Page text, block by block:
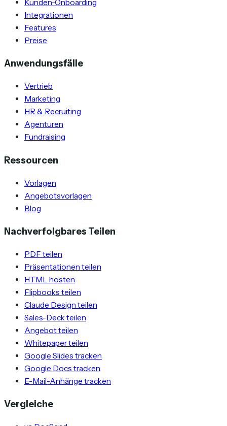
Kunden-Onboarding
Integrationen
Features
Preise
Anwendungsfälle
Vertrieb
Marketing
HR & Recruiting
Agenturen
Fundraising
Ressourcen
Vorlagen
Angebotsvorlagen
Blog
Nachverfolgbares Teilen
PDF teilen
Präsentationen teilen
HTML hosten
Flipbooks teilen
Claude Design teilen
Sales-Deck teilen
Angebot teilen
Whitepaper teilen
Google Slides tracken
Google Docs tracken
E-Mail-Anhänge tracken
Vergleiche